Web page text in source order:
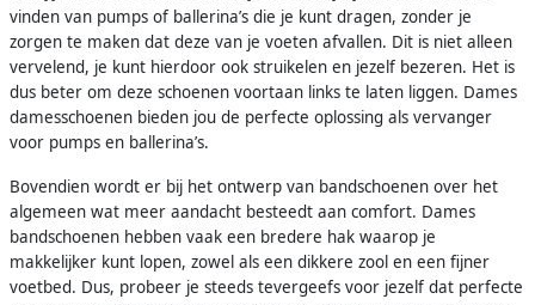
vinden van pumps of ballerina’s die je kunt dragen, zonder je
zorgen te maken dat deze van je voeten afvallen. Dit is niet alleen
vervelend, je kunt hierdoor ook struikelen en jezelf bezeren. Het is
dus beter om deze schoenen voortaan links te laten liggen. Dames
damesschoenen bieden jou de perfecte oplossing als vervanger
voor pumps en ballerina’s.
Bovendien wordt er bij het ontwerp van bandschoenen over het
algemeen wat meer aandacht besteedt aan comfort. Dames
bandschoenen hebben vaak een bredere hak waarop je
makkelijker kunt lopen, zowel als een dikkere zool en een fijner
voetbed. Dus, probeer je steeds tevergeefs voor jezelf dat perfecte